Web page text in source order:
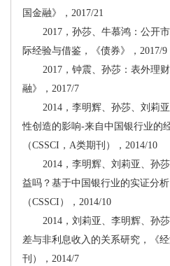
国金融》，2017/21
2017，孙莎、牛慕鸿：公开
际经验与借鉴，《债券》，2017/9
2017，钟震、孙莎：表外理
融》，2017/7
2014，李明辉、孙莎、刘莉
性创造的影响-来自中国银行业的
（CSSCI，A类期刊），2014/10
2014，李明辉、刘莉亚、孙
益吗？基于中国银行业的实证分析
（CSSCI），2014/10
2014，刘莉亚、李明辉、孙
差与非利息收入的关系研究，《
刊），2014/7